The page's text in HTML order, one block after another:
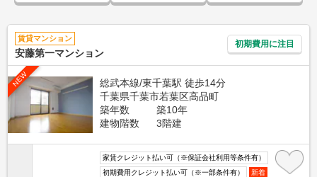
賃貸マンション
安藤第一マンション
初期費用に注目
NEW
総武本線/東千葉駅 徒歩14分
千葉県千葉市若葉区高品町
築年数
築10年
建物階数
3階建
家賃クレジット払い可（※保証会社利用等条件有）
初期費用クレジット払い可（※一部条件有）
新着